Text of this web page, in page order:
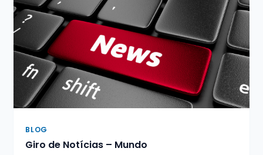
BLOG
Giro de Notícias – Mundo